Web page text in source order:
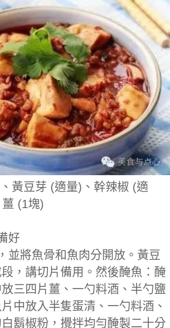
黃豆芽 (適量)、幹辣椒 (適
(1塊)
好
並將魚骨和魚肉分開放。黃豆
，講切片備用。然後醃魚：醃
三四片薑、一勺料酒、半勺鹽
中放入半隻蛋清、一勺料酒、
鬍椒粉，攪拌均勻醃製二十分